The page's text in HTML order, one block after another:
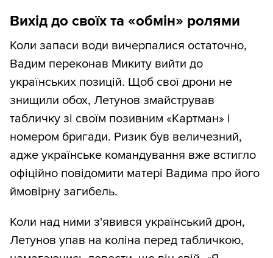
Вихід до своїх та «обмін» ролями
Коли запаси води вичерпалися остаточно,
Вадим переконав Микиту вийти до
українських позицій. Щоб свої дрони не
знищили обох, Летунов змайстрував
табличку зі своїм позивним «Картман» і
номером бригади. Ризик був величезний,
адже українське командування вже встигло
офіційно повідомити матері Вадима про його
ймовірну загибель.
Коли над ними з'явився український дрон,
Летунов упав на коліна перед табличкою,